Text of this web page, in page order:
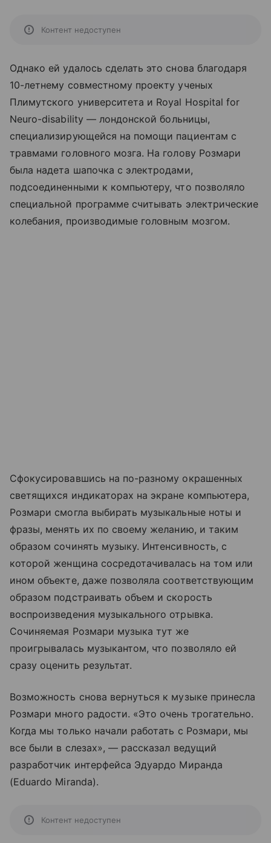
Контент недоступен
Однако ей удалось сделать это снова благодаря
10-летнему совместному проекту ученых
Плимутского университета и Royal Hospital for
Neuro-disability — лондонской больницы,
специализирующейся на помощи пациентам с
травмами головного мозга. На голову Розмари
была надета шапочка с электродами,
подсоединенными к компьютеру, что позволяло
специальной программе считывать электрические
колебания, производимые головным мозгом.
Сфокусировавшись на по-разному окрашенных
светящихся индикаторах на экране компьютера,
Розмари смогла выбирать музыкальные ноты и
фразы, менять их по своему желанию, и таким
образом сочинять музыку. Интенсивность, с
которой женщина сосредотачивалась на том или
ином объекте, даже позволяла соответствующим
образом подстраивать объем и скорость
воспроизведения музыкального отрывка.
Сочиняемая Розмари музыка тут же
проигрывалась музыкантом, что позволяло ей
сразу оценить результат.
Возможность снова вернуться к музыке принесла
Розмари много радости. «Это очень трогательно.
Когда мы только начали работать с Розмари, мы
все были в слезах», — рассказал ведущий
разработчик интерфейса Эдуардо Миранда
(Eduardo Miranda).
Контент недоступен